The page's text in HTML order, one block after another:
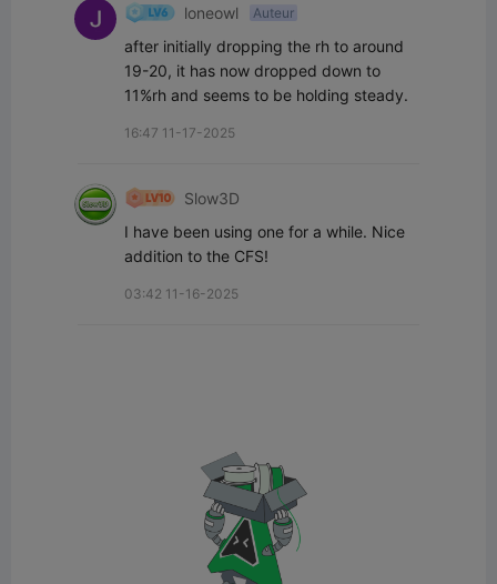
loneowl Auteur
after initially dropping the rh to around
19-20, it has now dropped down to
11%rh and seems to be holding steady.
16:47 11-17-2025
Slow3D
I have been using one for a while. Nice
addition to the CFS!
03:42 11-16-2025